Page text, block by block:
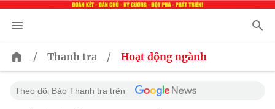
/ Thanh tra / Hoạt động ngành
Theo dõi Báo Thanh tra trên